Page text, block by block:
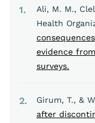
1
Ali, M. M.,
Health
evidence
surveys.
2 Girum, T., &
after